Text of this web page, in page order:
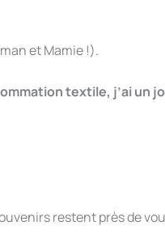
et Mamie !).
textile, j’ai un
restent près de